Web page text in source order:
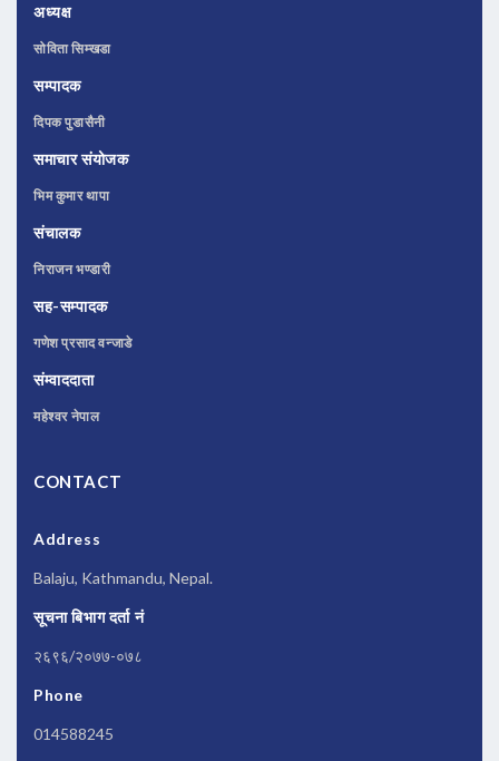
अध्यक्ष
सोविता सिम्खडा
सम्पादक
दिपक पुडासैनी
समाचार संयोजक
भिम कुमार थापा
संचालक
निराजन भण्डारी
सह-सम्पादक
गणेश प्रसाद वन्जाडे
संम्वाददाता
महेश्वर नेपाल
CONTACT
Address
Balaju, Kathmandu, Nepal.
सूचना बिभाग दर्ता नं
२६९६/२०७७-०७८
Phone
014588245